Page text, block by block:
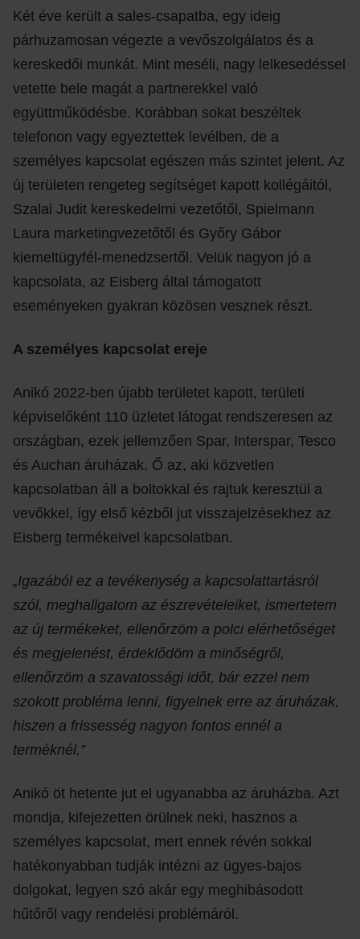
Két éve került a sales-csapatba, egy ideig
párhuzamosan végezte a vevőszolgálatos és a
kereskedői munkát. Mint meséli, nagy lelkesedéssel
vetette bele magát a partnerekkel való
együttműködésbe. Korábban sokat beszéltek
telefonon vagy egyeztettek levélben, de a
személyes kapcsolat egészen más szintet jelent. Az
új területen rengeteg segítséget kapott kollégáitól,
Szalai Judit kereskedelmi vezetőtől, Spielmann
Laura marketingvezetőtől és Győry Gábor
kiemeltügyfél-menedzsertől. Velük nagyon jó a
kapcsolata, az Eisberg által támogatott
eseményeken gyakran közösen vesznek részt.
A személyes kapcsolat ereje
Anikó 2022-ben újabb területet kapott, területi
képviselőként 110 üzletet látogat rendszeresen az
országban, ezek jellemzően Spar, Interspar, Tesco
és Auchan áruházak. Ő az, aki közvetlen
kapcsolatban áll a boltokkal és rajtuk keresztül a
vevőkkel, így első kézből jut visszajelzésekhez az
Eisberg termékeivel kapcsolatban.
„Igazából ez a tevékenység a kapcsolattartásról
szól, meghallgatom az észrevételeiket, ismertetem
az új termékeket, ellenőrzöm a polci elérhetőséget
és megjelenést, érdeklődöm a minőségről,
ellenőrzöm a szavatossági időt, bár ezzel nem
szokott probléma lenni, figyelnek erre az áruházak,
hiszen a frissesség nagyon fontos ennél a
terméknél.”
Anikó öt hetente jut el ugyanabba az áruházba. Azt
mondja, kifejezetten örülnek neki, hasznos a
személyes kapcsolat, mert ennek révén sokkal
hatékonyabban tudják intézni az ügyes-bajos
dolgokat, legyen szó akár egy meghibásodott
hűtőről vagy rendelési problémáról.